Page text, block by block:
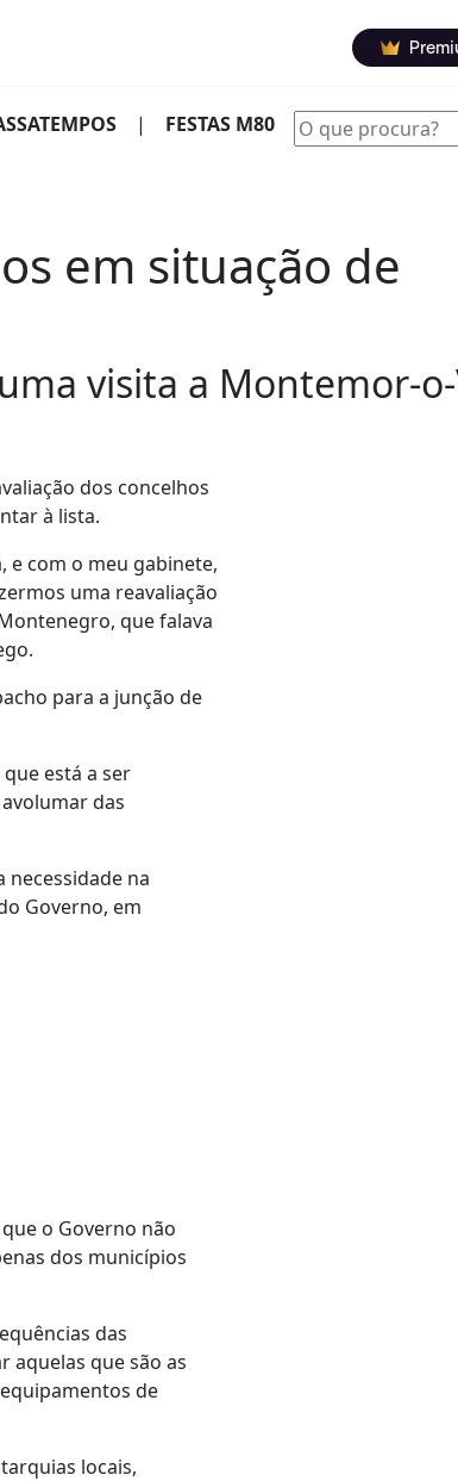
| FESTAS M80
em situação de
visita a Montemor-
dos concelhos
à lista.
e com o meu gabinete,
uma reavaliação
que falava
para a junção de
está a ser
das
necessidade na
Governo, em
o Governo não
dos municípios
das
aquelas que são as
de
locais,